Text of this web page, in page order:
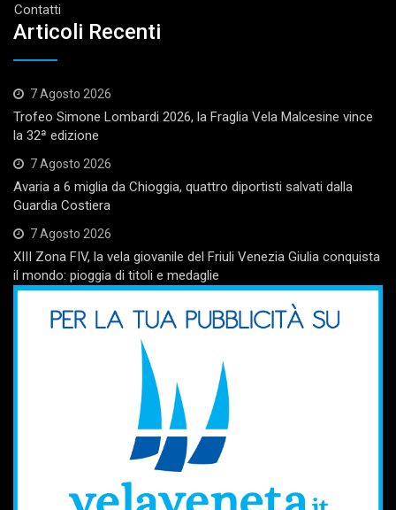
Contatti
Articoli Recenti
7 Agosto 2026
Trofeo Simone Lombardi 2026, la Fraglia Vela Malcesine vince
la 32ª edizione
7 Agosto 2026
Avaria a 6 miglia da Chioggia, quattro diportisti salvati dalla
Guardia Costiera
7 Agosto 2026
XIII Zona FIV, la vela giovanile del Friuli Venezia Giulia conquista
il mondo: pioggia di titoli e medaglie